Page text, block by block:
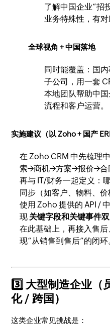
了解中国企业“招
业务特殊性，有对
全球视角 + 中国落地
同时能覆盖：国
子公司，用一套
本地团队帮助中
流程和客户运营。
实施建议（以 Zoho + 国产
在 Zoho CRM 中先梳理
索→商机→方案→报价→合
再与 IT/财务一起定义：
同步（如客户、物料、价
使用 Zoho 提供的 API /
现 关键字段和关键事件
在此基础上，再接入售
现“从销售到售后”的闭环
3️⃣ 大型制造企业（
化 / 跨国）
这类企业常见挑战是：